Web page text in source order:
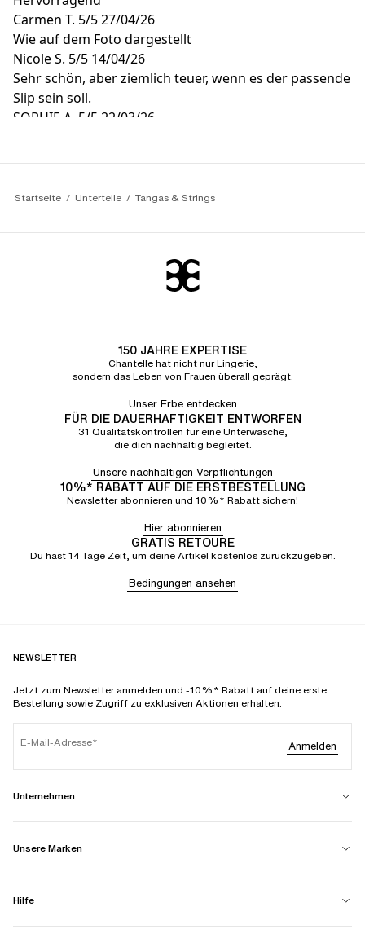
Carmen T. 5/527/04/26
Wie auf dem Foto dargestellt
Nicole S. 5/5 14/04/26
Sehr schön, aber ziemlich teuer, wenn es der passende
Slip sein soll.
SOPHIE A. 5/5 22/03/26
Startseite Unterteile Tangas & Strings
150 JAHRE EXPERTISE
Chantelle hat nicht nur Lingerie,
sondern das Leben von Frauen überall geprägt.
Unser Erbe entdecken
FÜR DIE DAUERHAFTIGKEIT ENTWORFEN
31 Qualitätskontrollen für eine Unterwäsche,
die dich nachhaltig begleitet.
Unsere nachhaltigen Verpflichtungen
10%* RABATT AUF DIE ERSTBESTELLUNG
Newsletter abonnieren und 10%* Rabatt sichern!
Hier abonnieren
GRATIS RETOURE
Du hast 14 Tage Zeit, um deine Artikel kostenlos zurückzugeben.
Bedingungen ansehen
NEWSLETTER
Jetzt zum Newsletter anmelden und -10%* Rabatt auf deine erste
Bestellung sowie Zugriff zu exklusiven Aktionen erhalten.
E-Mail-Adresse Anmelden
Unternehmen
Unsere Marken
Hilfe